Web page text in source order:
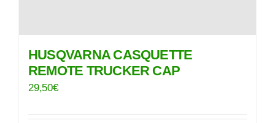
HUSQVARNA CASQUETTE
REMOTE TRUCKER CAP
29,50€